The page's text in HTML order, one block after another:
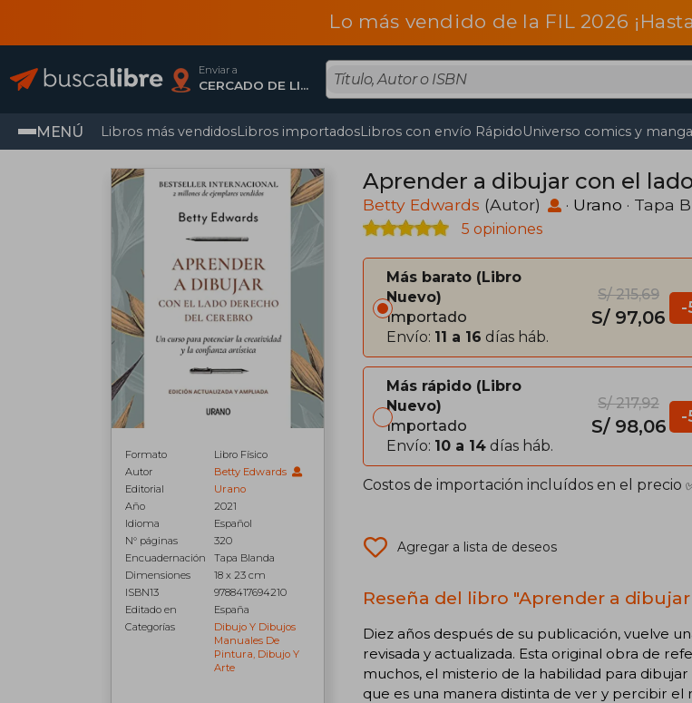
Lo más vendido de la FIL 2026
Enviar a
CERCADO DE LIMA, Lima
MENÚ Libros más vendidosLibros importadosLibros con envío RápidoUniverso comics y manga
Formato
Libro Físico
Autor
Betty Edwards
Editorial
Urano
Año
2021
Idioma
Español
N° páginas
320
Encuadernación
Tapa Blanda
Dimensiones
18 x 23 cm
ISBN13
9788417694210
Editado en
España
Categorías
Dibujo Y Dibujos
Manuales De
Pintura, Dibujo Y
Arte
Aprender a dibujar con el
Betty Edwards (Autor) · Urano · Tapa
5 opiniones
Más barato
Libro
Nuevo
Importado
Envío: 11 a 16 días háb.
S/ 215,69
S/ 97,06 -
Más rápido
Libro
Nuevo
Importado
Envío: 10 a 14 días háb.
S/ 217,92
S/ 98,06 -
Costos de importación incluídos en el precio
Agregar a lista de deseos
Reseña del libro "Aprender a
Diez años después de su publicación, vuelve
revisada y actualizada. Esta original obra de
muchos, el misterio de la habilidad para
que es una manera distinta de ver y percibir